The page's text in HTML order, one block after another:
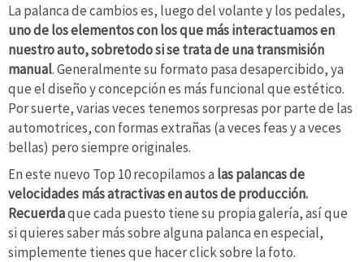
La palanca de cambios es, luego del volante y los pedales,
uno de los elementos con los que más interactuamos en
nuestro auto, sobretodo si se trata de una transmisión
manual. Generalmente su formato pasa desapercibido, ya
que el diseño y concepción es más funcional que estético.
Por suerte, varias veces tenemos sorpresas por parte de las
automotrices, con formas extrañas (a veces feas y a veces
bellas) pero siempre originales.
En este nuevo Top 10 recopilamos a las palancas de
velocidades más atractivas en autos de producción.
Recuerdaque cada puesto tiene su propia galería, así que
si quieres saber más sobre alguna palanca en especial,
simplemente tienes que hacer click sobre la foto.